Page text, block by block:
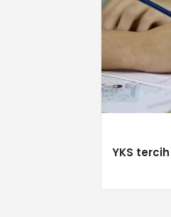
YKS